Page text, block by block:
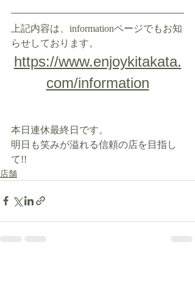
上記内容は、informationページでもお知
らせしております。
https://www.enjoykitakata.
com/information
本日連休最終日です。
明日も笑みが溢れる信頼の店を目指し
て!!
店舗